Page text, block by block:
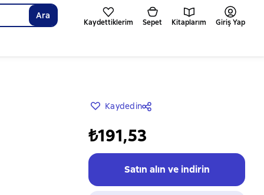
Ara
Kaydettiklerim Sepet Kitaplarım Giriş Yap
Kaydedin
₺191,53
Satın alın ve indirin